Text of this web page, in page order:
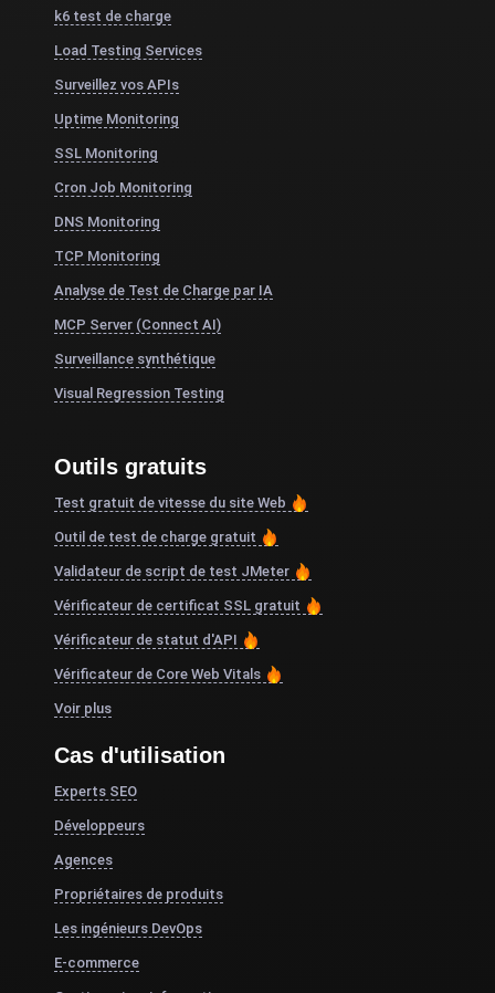
k6 test de charge
Load Testing Services
Surveillez vos APIs
Uptime Monitoring
SSL Monitoring
Cron Job Monitoring
DNS Monitoring
TCP Monitoring
Analyse de Test de Charge par IA
MCP Server (Connect AI)
Surveillance synthétique
Visual Regression Testing
Outils gratuits
Test gratuit de vitesse du site Web
Outil de test de charge gratuit
Validateur de script de test JMeter
Vérificateur de certificat SSL gratuit
Vérificateur de statut d'API
Vérificateur de Core Web Vitals
Voir plus
Cas d'utilisation
Experts SEO
Développeurs
Agences
Propriétaires de produits
Les ingénieurs DevOps
E-commerce